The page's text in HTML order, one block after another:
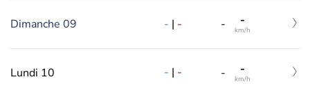
Dimanche 09 - | - - -
km/h
Lundi 10 - | - - -
km/h